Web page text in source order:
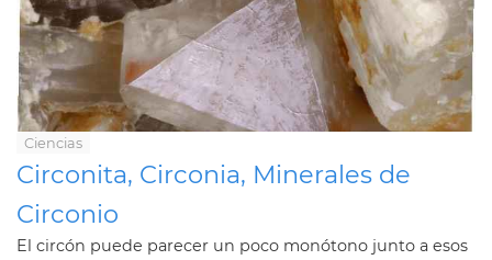
Ciencias
Circonita, Circonia, Minerales de
Circonio
El circón puede parecer un poco monótono junto a esos